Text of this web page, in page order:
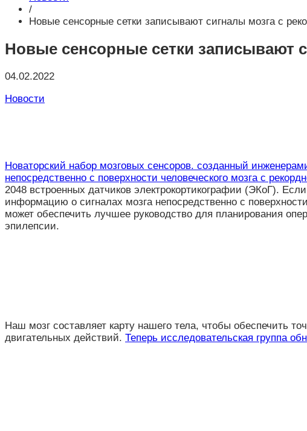
/
Новые сенсорные сетки записывают сигналы мозга с
Новые сенсорные сетки записывают
04.02.2022
Новости
Новаторский набор мозговых сенсоров. созданный
непосредственно с поверхности человеческого мозга с
2048 встроенных датчиков электрокортикографии (ЭКоГ).
информацию о сигналах мозга непосредственно с
может обеспечить лучшее руководство для планирования
эпилепсии.
Наш мозг составляет карту нашего тела, чтобы обеспечить
двигательных действий. Теперь исследовательская группа